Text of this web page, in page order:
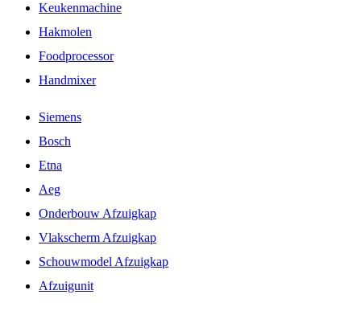
Keukenmachine
Hakmolen
Foodprocessor
Handmixer
Siemens
Bosch
Etna
Aeg
Onderbouw Afzuigkap
Vlakscherm Afzuigkap
Schouwmodel Afzuigkap
Afzuigunit